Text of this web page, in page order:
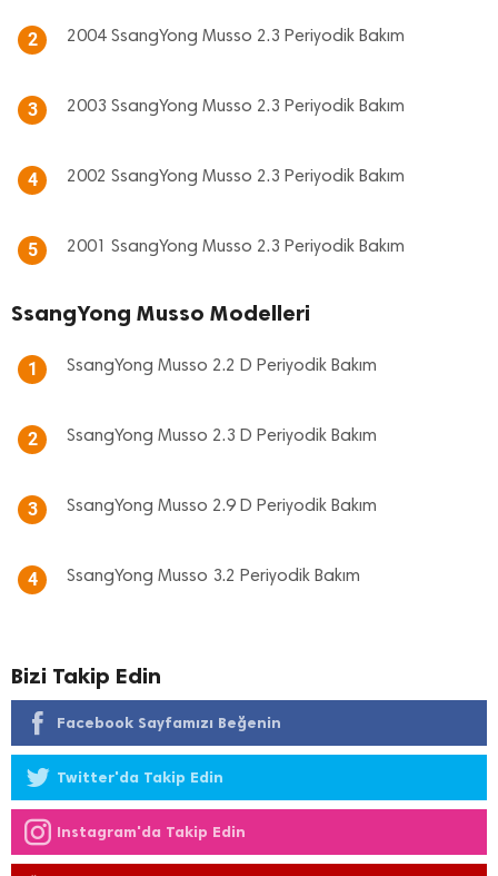
2 2004 SsangYong Musso 2.3 Periyodik Bakım
3 2003 SsangYong Musso 2.3 Periyodik Bakım
4 2002 SsangYong Musso 2.3 Periyodik Bakım
5 2001 SsangYong Musso 2.3 Periyodik Bakım
SsangYong Musso Modelleri
1 SsangYong Musso 2.2 D Periyodik Bakım
2 SsangYong Musso 2.3 D Periyodik Bakım
3 SsangYong Musso 2.9 D Periyodik Bakım
4 SsangYong Musso 3.2 Periyodik Bakım
Bizi Takip Edin
Facebook Sayfamızı Beğenin
Twitter'da Takip Edin
Instagram'da Takip Edin